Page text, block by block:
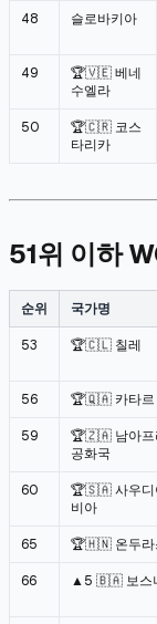
48 슬로바키아
49
🏆🇻🇪 베네
수엘라
50
🏆🇨🇷 코스
타리카
51위 이하
순위 국가명
53 🏆🇨🇱 칠레
56 🏆🇶🇦 카타르
59
🏆🇿🇦 남아프
공화국
60
🏆🇸🇦 사우디
비아
65 🏆🇭🇳 온두라
66 ▲5 🇧🇦 보스